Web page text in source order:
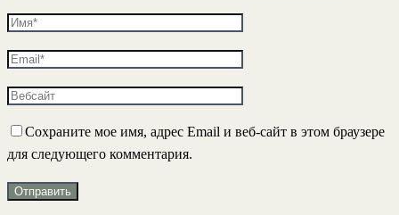
Сохраните мое имя, адрес Email и веб-сайт в этом браузере
для следующего комментария.